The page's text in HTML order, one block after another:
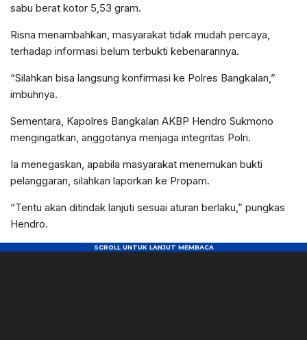
sabu berat kotor 5,53 gram.
Risna menambahkan, masyarakat tidak mudah percaya,
terhadap informasi belum terbukti kebenarannya.
“Silahkan bisa langsung konfirmasi ke Polres Bangkalan,”
imbuhnya.
Sementara, Kapolres Bangkalan AKBP Hendro Sukmono
mengingatkan, anggotanya menjaga integritas Polri.
Ia menegaskan, apabila masyarakat menemukan bukti
pelanggaran, silahkan laporkan ke Propam.
“Tentu akan ditindak lanjuti sesuai aturan berlaku,” pungkas
Hendro.